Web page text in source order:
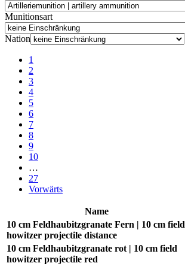
Munitionsart
Nation
1
2
3
4
5
6
7
8
9
10
…
27
Vorwärts
Name
10 cm Feldhaubitzgranate Fern | 10 cm field
howitzer projectile distance
10 cm Feldhaubitzgranate rot | 10 cm field
howitzer projectile red